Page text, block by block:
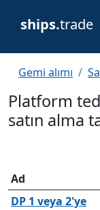
ships.trade
Gemi alımı
Platform
satın alma
Ad
DP 1 veya 2'ye